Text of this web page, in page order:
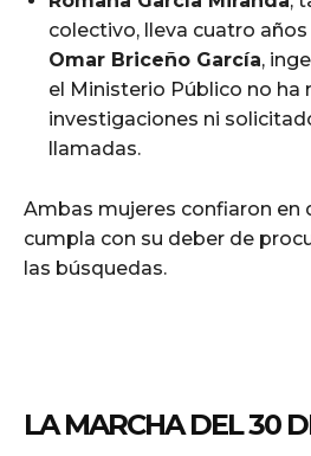
colectivo, lleva cuatro
Omar Briceño García,
el Ministerio Público no ha
investigaciones ni
llamadas.
Ambas mujeres confiaron en
cumpla con su deber de
las búsquedas.
LA MARCHA DEL 30